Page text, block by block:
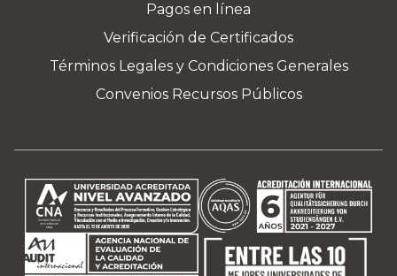
Pagos en línea
Verificación de Certificados
Términos Legales y Condiciones Generales
Convenios Recursos Públicos